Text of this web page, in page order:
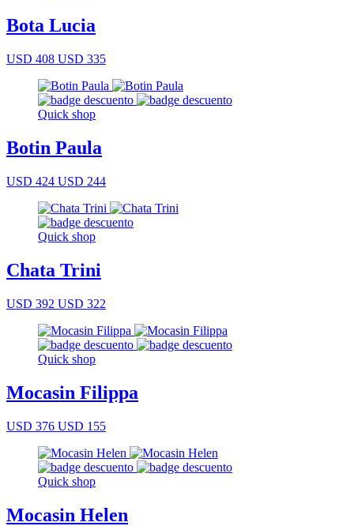
Bota Lucia
USD 408 USD 335
Quick shop
Botin Paula
USD 424 USD 244
Quick shop
Chata Trini
USD 392 USD 322
Quick shop
Mocasin Filippa
USD 376 USD 155
Quick shop
Mocasin Helen